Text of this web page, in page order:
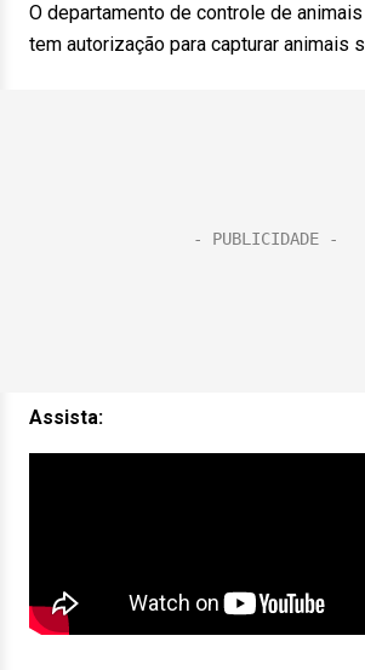
O departamento de controle de
tem autorização para capturar animais
Assista: